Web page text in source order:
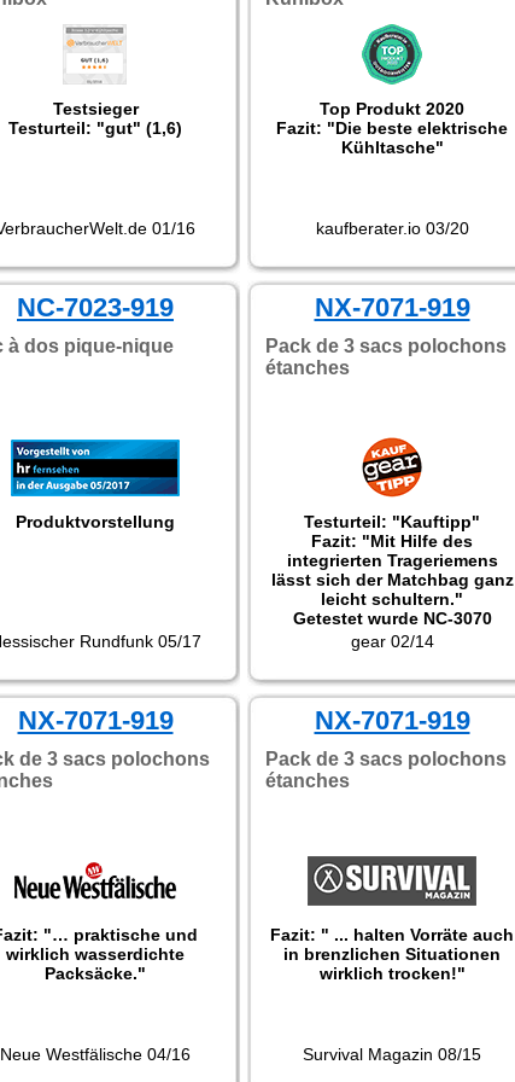
Testsieger
Testurteil: "gut" (1,6)
01/16
Top Produkt 2020
Fazit: "Die beste elektrische
Kühltasche"
kaufberater.io 03/20
NC-7023-919
à dos pique-nique
Produktvorstellung
Rundfunk 05/17
NX-7071-919
Pack de 3 sacs polochons
étanches
Testurteil: "Kauftipp"
Fazit: "Mit Hilfe des
integrierten Trageriemens
lässt sich der Matchbag ganz
leicht schultern."
Getestet wurde NC-3070
gear 02/14
NX-7071-919
de 3 sacs polochons
"… praktische und
wirklich wasserdichte
Packsäcke."
Neue Westfälische 04/16
NX-7071-919
Pack de 3 sacs polochons
étanches
Fazit: " ... halten Vorräte auch
in brenzlichen Situationen
wirklich trocken!"
Survival Magazin 08/15